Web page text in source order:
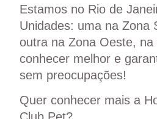
Estamos no Rio de
Unidades: uma na Zona
outra na Zona Oeste,
conhecer melhor e
sem preocupações!
Quer conhecer mais a